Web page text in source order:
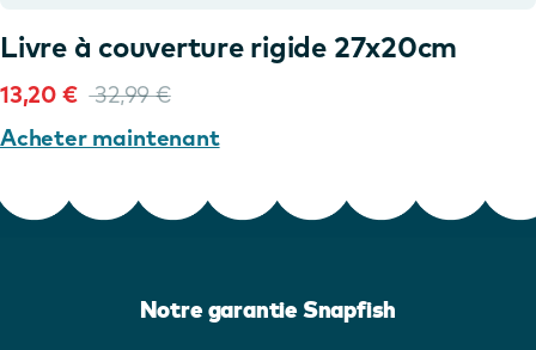
Livre à couverture rigide 27x20cm
13,20 € 32,99 €
Acheter maintenant
Notre garantie Snapfish